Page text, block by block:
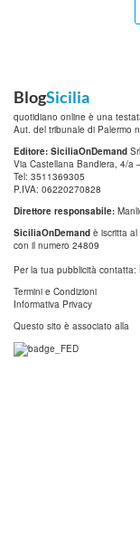
BlogSicilia
quotidiano online è una
Aut. del tribunale di Palermo
Editore: SiciliaOnDemand Srl
Via Castellana Bandiera, 4/a
Tel: 3511369305
P.IVA: 06220270828
Direttore responsabile:
SiciliaOnDemand è iscritta al
con il numero 24809
Per la tua pubblicità contatta:
Termini e Condizioni
Informativa Privacy
Questo sito è associato alla